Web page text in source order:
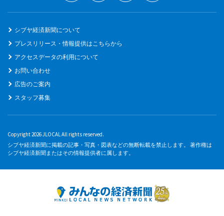
シブヤ経済新聞について
プレスリリース・情報提供はこちらから
アクセスデータの利用について
お問い合わせ
広告のご案内
スタッフ募集
Copyright 2026 JLOCAL All rights reserved.
シブヤ経済新聞に掲載の記事・写真・図表などの無断転載を禁止します。 著作権は
シブヤ経済新聞またはその情報提供者に属します。